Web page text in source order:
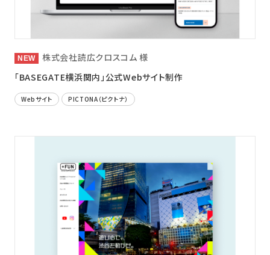
採用情報
メンバー
会社情報
コーポレートメッセージ
株式会社読広クロスコム 様
「BASEGATE横浜関内」公式Webサイト制作
Webサイト PICTONA（ピクトナ）